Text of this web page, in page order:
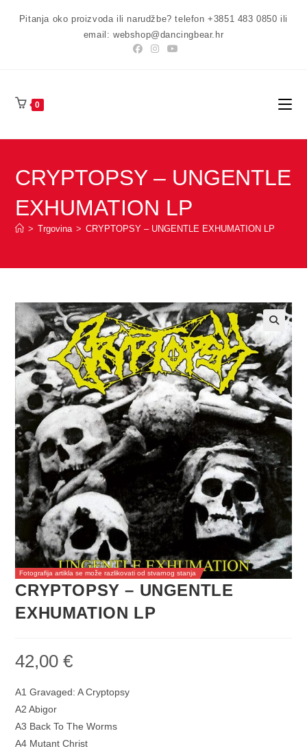
Pitanja oko proizvoda ili narudžbe? telefon +3851 483 0850 ili
email: webshop@dancingbear.hr
0
CRYPTOPSY – UNGENTLE
EXHUMATION LP
> Trgovina > CRYPTOPSY – UNGENTLE EXHUMATION LP
Fotografija artikla se može razlikovati od stvarnog stanja
CRYPTOPSY – UNGENTLE
EXHUMATION LP
42,00€
A1 Gravaged: A Cryptopsy
A2 Abigor
A3 Back To The Worms
A4 Mutant Christ